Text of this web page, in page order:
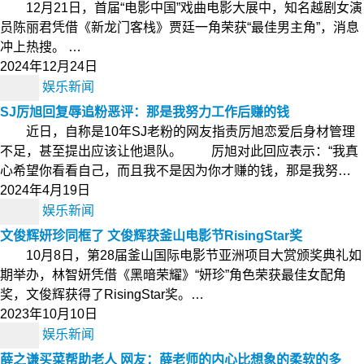
12月21日，首届“电影中国”戏曲电影大展中，知名越剧女演
员陈丽君凭借《新龙门客栈》贾廷一角荣获“最佳男主角”，消息
冲上热搜。 …
2024年12月24日
娱乐新闻
SJ厉旭回复辱追粉恶评：那是我努力工作后赚的钱
近日，自称是10年SJ老粉的网友指责厉旭恋爱后身材管理
不足，甚至提出应该让他退队。 厉旭对此回应表示：“我真
心希望你看看自己，而且我不是因为你才赚的钱，那是我努…
2024年4月19日
娱乐新闻
文俊辉妍珍同框了 文俊辉获釜山电影节RisingStar奖
10月8日，第28届釜山国际电影节亚洲项目大赏颁奖典礼如
期举办，林智妍凭借《黑暗荣耀》“妍珍”角色荣获最佳女配角
奖，文俊辉获得了RisingStar奖。…
2023年10月10日
娱乐新闻
薛之谦买菜帮助老人 网友：薛老师的内心比想象的柔软的多